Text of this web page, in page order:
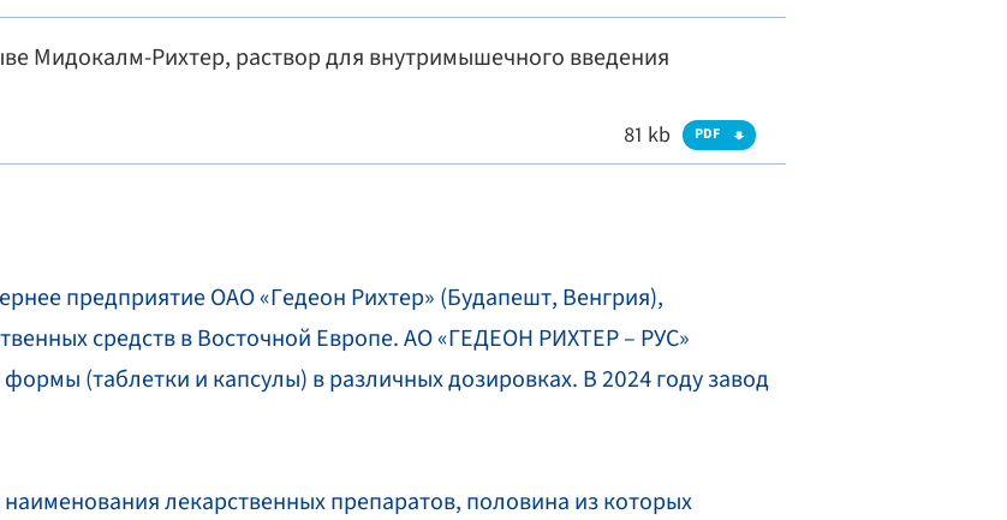
Мидокалм-Рихтер, раствор для внутримышечного введения
81 kb PDF
предприятие ОАО «Гедеон Рихтер» (Будапешт, Венгрия),
средств в Восточной Европе. АО «ГЕДЕОН РИХТЕР – РУС»
(таблетки и капсулы) в различных дозировках. В 2024 году завод
лекарственных препаратов, половина из которых